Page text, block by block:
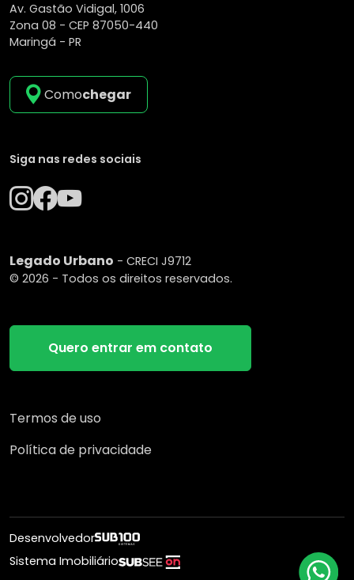
Av. Gastão Vidigal, 1006
Zona 08 - CEP 87050-440
Maringá - PR
Comochegar
Siga nas redes sociais
Legado Urbano - CRECI J9712
© 2026 - Todos os direitos reservados.
Quero entrar em contato
Termos de uso
Política de privacidade
Desenvolvedor
Sistema Imobiliário